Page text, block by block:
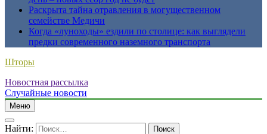
Раскрыта тайна отравления в могущественном
семействе Медичи
Когда «луноходы» ездили по столице: как выглядели
предки современного наземного транспорта
Шторы
Новостная рассылка
Случайные новости
Меню
Найти: